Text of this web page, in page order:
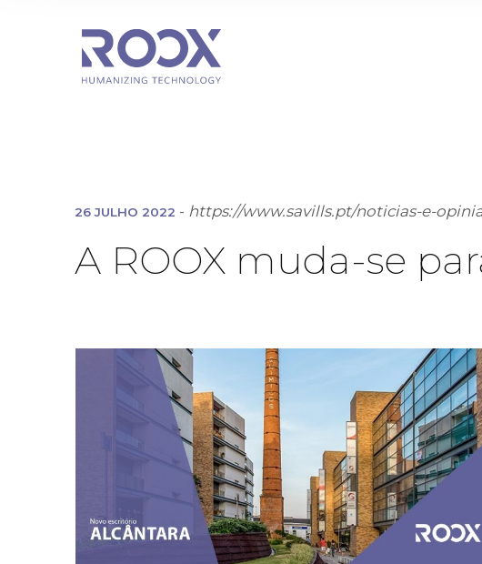
26 JULHO 2022 - https://www.savills.pt/noticias-e-
A ROOX muda-se